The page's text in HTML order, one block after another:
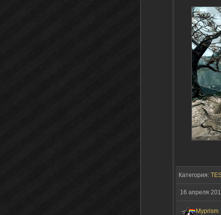
Категория:
16 апреля
Myprism